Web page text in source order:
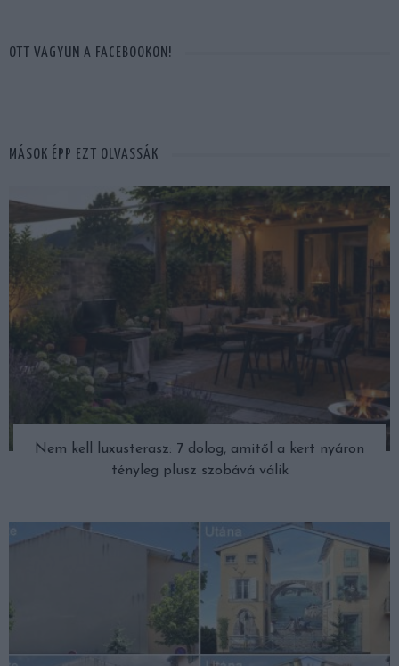
OTT VAGYUN A FACEBOOKON!
MÁSOK ÉPP EZT OLVASSÁK
Nem kell luxusterasz: 7 dolog, amitől a kert nyáron
tényleg plusz szobává válik